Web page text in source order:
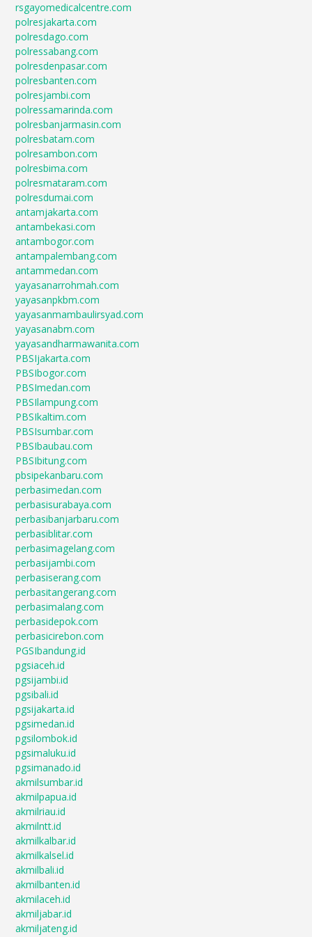
rsgayomedicalcentre.com
polresjakarta.com
polresdago.com
polressabang.com
polresdenpasar.com
polresbanten.com
polresjambi.com
polressamarinda.com
polresbanjarmasin.com
polresbatam.com
polresambon.com
polresbima.com
polresmataram.com
polresdumai.com
antamjakarta.com
antambekasi.com
antambogor.com
antampalembang.com
antammedan.com
yayasanarrohmah.com
yayasanpkbm.com
yayasanmambaulirsyad.com
yayasanabm.com
yayasandharmawanita.com
PBSIjakarta.com
PBSIbogor.com
PBSImedan.com
PBSIlampung.com
PBSIkaltim.com
PBSIsumbar.com
PBSIbaubau.com
PBSIbitung.com
pbsipekanbaru.com
perbasimedan.com
perbasisurabaya.com
perbasibanjarbaru.com
perbasiblitar.com
perbasimagelang.com
perbasijambi.com
perbasiserang.com
perbasitangerang.com
perbasimalang.com
perbasidepok.com
perbasicirebon.com
PGSIbandung.id
pgsiaceh.id
pgsijambi.id
pgsibali.id
pgsijakarta.id
pgsimedan.id
pgsilombok.id
pgsimaluku.id
pgsimanado.id
akmilsumbar.id
akmilpapua.id
akmilriau.id
akmilntt.id
akmilkalbar.id
akmilkalsel.id
akmilbali.id
akmilbanten.id
akmilaceh.id
akmiljabar.id
akmiljateng.id